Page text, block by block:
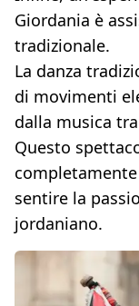
Giordania è
tradizionale.
La danza
di movimenti
dalla musica
Questo
sentire la
jordaniano.